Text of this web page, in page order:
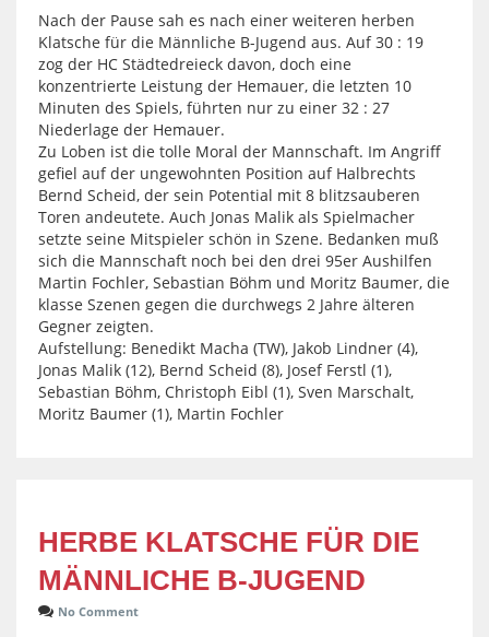
Nach der Pause sah es nach einer weiteren herben
Klatsche für die Männliche B-Jugend aus. Auf 30 : 19
zog der HC Städtedreieck davon, doch eine
konzentrierte Leistung der Hemauer, die letzten 10
Minuten des Spiels, führten nur zu einer 32 : 27
Niederlage der Hemauer.
Zu Loben ist die tolle Moral der Mannschaft. Im Angriff
gefiel auf der ungewohnten Position auf Halbrechts
Bernd Scheid, der sein Potential mit 8 blitzsauberen
Toren andeutete. Auch Jonas Malik als Spielmacher
setzte seine Mitspieler schön in Szene. Bedanken muß
sich die Mannschaft noch bei den drei 95er Aushilfen
Martin Fochler, Sebastian Böhm und Moritz Baumer, die
klasse Szenen gegen die durchwegs 2 Jahre älteren
Gegner zeigten.
Aufstellung: Benedikt Macha (TW), Jakob Lindner (4),
Jonas Malik (12), Bernd Scheid (8), Josef Ferstl (1),
Sebastian Böhm, Christoph Eibl (1), Sven Marschalt,
Moritz Baumer (1), Martin Fochler
HERBE KLATSCHE FÜR DIE
MÄNNLICHE B-JUGEND
No Comment